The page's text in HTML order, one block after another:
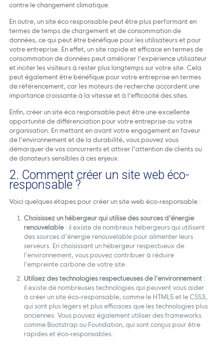
contre le changement climatique.
En outre, un site éco responsable peut être plus performant en
termes de temps de chargement et de consommation de
données, ce qui peut être bénéfique pour les utilisateurs et pour
votre entreprise. En effet, un site rapide et efficace en termes de
consommation de données peut améliorer l’expérience utilisateur
et inciter les visiteurs à rester plus longtemps sur votre site. Cela
peut également être bénéfique pour votre entreprise en termes
de référencement, car les moteurs de recherche accordent une
importance croissante à la vitesse et à l’efficacité des sites.
Enfin, créer un site éco responsable peut être une excellente
opportunité de différenciation pour votre entreprise ou votre
organisation. En mettant en avant votre engagement en faveur
de l’environnement et de la durabilité, vous pouvez vous
démarquer de vos concurrents et attirer l’attention de clients ou
de donateurs sensibles à ces enjeux.
2. Comment créer un site web éco-
responsable ?
Voici quelques étapes pour créer un site web éco-responsable :
Choisissez un hébergeur qui utilise des sources d’énergie
renouvelable : il existe de nombreux hébergeurs qui utilisent
des sources d’énergie renouvelable pour alimenter leurs
serveurs. En choisissant un hébergeur respectueux de
l’environnement, vous pouvez contribuer à réduire
l’empreinte carbone de votre site.
Utilisez des technologies respectueuses de l’environnement :
il existe de nombreuses technologies qui peuvent vous aider
à créer un site éco-responsable, comme le HTML5 et le CSS3,
qui sont plus légers et plus efficaces que les technologies plus
anciennes. Vous pouvez également utiliser des frameworks
comme Bootstrap ou Foundation, qui sont conçus pour être
rapides et éco-responsables.